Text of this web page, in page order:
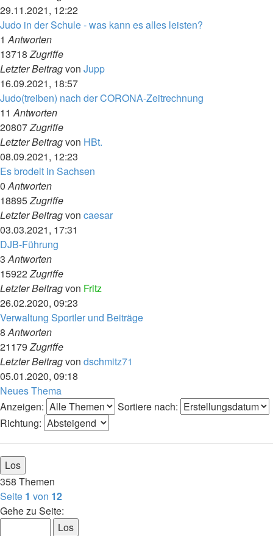
29.11.2021, 12:22
Judo in der Schule - was kann es alles leisten?
1Antworten
13718Zugriffe
Letzter Beitragvon Jupp
16.09.2021, 18:57
Judo(treiben) nach der CORONA-Zeitrechnung
11Antworten
20807Zugriffe
Letzter Beitragvon HBt.
08.09.2021, 12:23
Es brodelt in Sachsen
0Antworten
18895Zugriffe
Letzter Beitragvon caesar
03.03.2021, 17:31
DJB-Führung
3Antworten
15922Zugriffe
Letzter Beitragvon Fritz
26.02.2020, 09:23
Verwaltung Sportler und Beiträge
8Antworten
21179Zugriffe
Letzter Beitragvon dschmitz71
05.01.2020, 09:18
Neues Thema
Anzeigen:
Sortiere nach:
Richtung:
358 Themen
Seite 1 von 12
Gehe zu Seite: